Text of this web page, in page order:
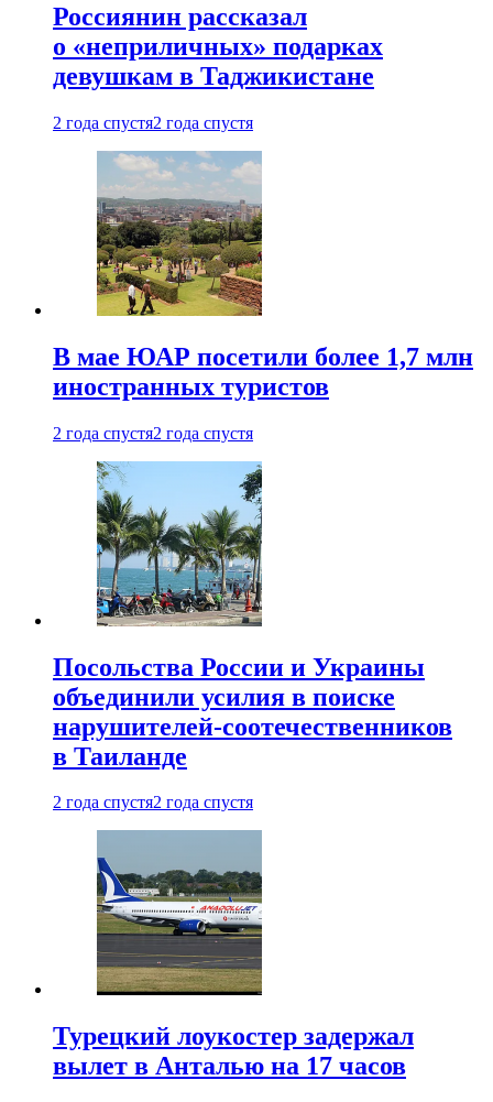
Россиянин рассказал
о «неприличных» подарках
девушкам в Таджикистане
2 года спустя2 года спустя
В мае ЮАР посетили более 1,7 млн
иностранных туристов
2 года спустя2 года спустя
Посольства России и Украины
объединили усилия в поиске
нарушителей-соотечественников
в Таиланде
2 года спустя2 года спустя
Турецкий лоукостер задержал
вылет в Анталью на 17 часов